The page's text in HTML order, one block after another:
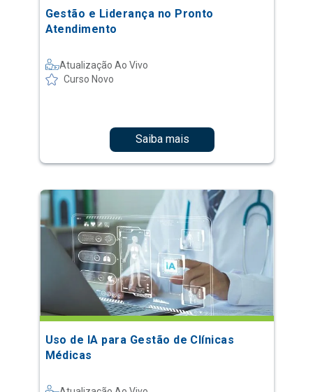
Gestão e Liderança no Pronto
Atendimento
Atualização Ao Vivo
Curso Novo
Saiba mais
Uso de IA para Gestão de Clínicas
Médicas